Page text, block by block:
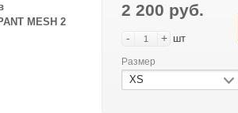
2 200 руб.
- + шт
Размер
XS
MESH 2